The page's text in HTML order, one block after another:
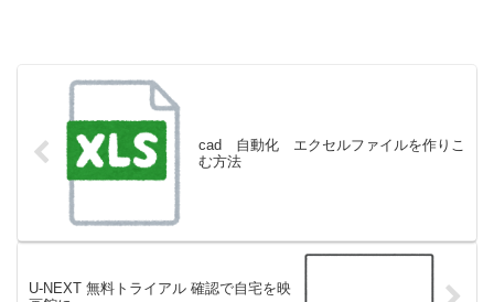
cad 自動化 エクセルファイルを作りこ
む方法
U-NEXT 無料トライアル 確認で自宅を映